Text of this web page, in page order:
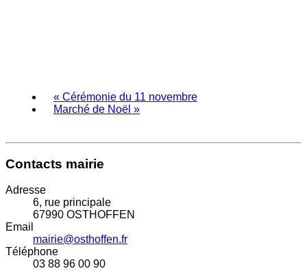
« Cérémonie du 11 novembre
Marché de Noël »
Contacts mairie
Adresse
6, rue principale
67990 OSTHOFFEN
Email
mairie@osthoffen.fr
Téléphone
03 88 96 00 90